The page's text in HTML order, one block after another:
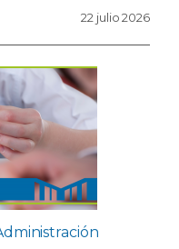
22 julio 2026